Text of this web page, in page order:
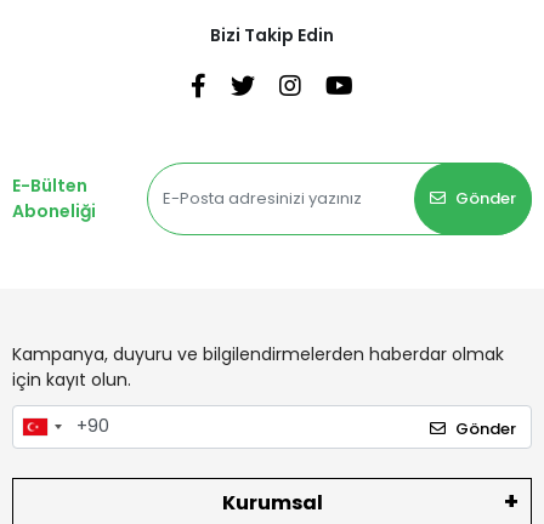
Bizi Takip Edin
E-Bülten
Aboneliği
Gönder
Kampanya, duyuru ve bilgilendirmelerden haberdar olmak
için kayıt olun.
Gönder
Kurumsal